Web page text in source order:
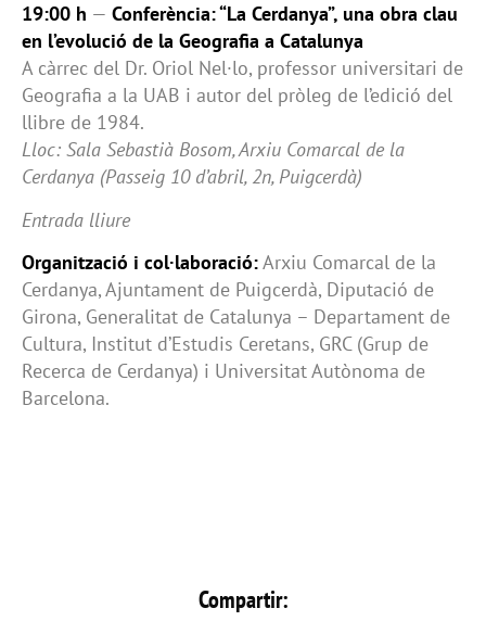
19:00 h — Conferència: “La Cerdanya”, una obra clau
en l’evolució de la Geografia a Catalunya
A càrrec del Dr. Oriol Nel·lo, professor universitari de
Geografia a la UAB i autor del pròleg de l’edició del
llibre de 1984.
Lloc: Sala Sebastià Bosom, Arxiu Comarcal de la
Cerdanya (Passeig 10 d’abril, 2n, Puigcerdà)
Entrada lliure
Organització i col·laboració:Arxiu Comarcal de la
Cerdanya, Ajuntament de Puigcerdà, Diputació de
Girona, Generalitat de Catalunya – Departament de
Cultura, Institut d’Estudis Ceretans, GRC (Grup de
Recerca de Cerdanya) i Universitat Autònoma de
Barcelona.
Compartir: